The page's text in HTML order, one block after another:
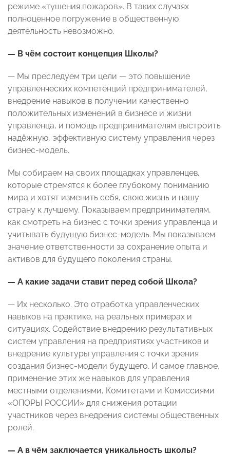
режиме «тушения пожаров». В таких случаях
полноценное погружение в общественную
деятельность невозможно.
— В чём состоит концепция Школы?
— Мы преследуем три цели — это повышение
управленческих компетенций предпринимателей,
внедрение навыков в получении качественно
положительных изменений в бизнесе и жизни
управленца, и помощь предпринимателям выстроить
надёжную, эффективную систему управления через
бизнес-модель.
Мы собираем на своих площадках управленцев,
которые стремятся к более глубокому пониманию
мира и хотят изменить себя, свою жизнь и нашу
страну к лучшему. Показываем предпринимателям,
как смотреть на бизнес с точки зрения управленца и
учитывать будущую бизнес-модель. Мы показываем
значение ответственности за сохранение опыта и
активов для будущего поколения страны.
— А какие задачи ставит перед собой Школа?
— Их несколько. Это отработка управленческих
навыков на практике, на реальных примерах и
ситуациях. Содействие внедрению результативных
систем управления на предприятиях участников и
внедрение культуры управления с точки зрения
создания бизнес-модели будущего. И самое главное,
применение этих же навыков для управления
местными отделениями, Комитетами и Комиссиями
«ОПОРЫ РОССИИ» для снижения ротации
участников через внедрения системы общественных
ролей.
— А в чём заключается уникальность школы?